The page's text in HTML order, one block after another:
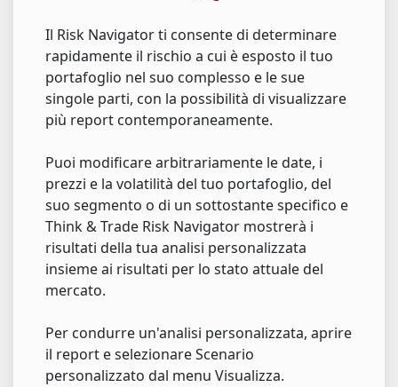
Il Risk Navigator ti consente di determinare
rapidamente il rischio a cui è esposto il tuo
portafoglio nel suo complesso e le sue
singole parti, con la possibilità di visualizzare
più report contemporaneamente.
Puoi modificare arbitrariamente le date, i
prezzi e la volatilità del tuo portafoglio, del
suo segmento o di un sottostante specifico e
Think & Trade Risk Navigator mostrerà i
risultati della tua analisi personalizzata
insieme ai risultati per lo stato attuale del
mercato.
Per condurre un'analisi personalizzata, aprire
il report e selezionare Scenario
personalizzato dal menu Visualizza.